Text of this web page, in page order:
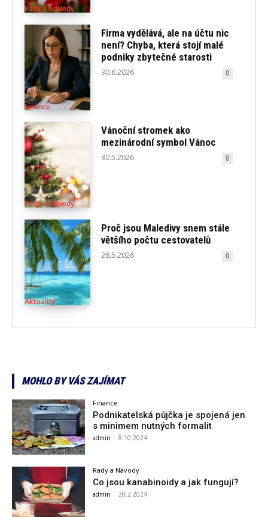
Rady a Návody
Finance
Firma vydělává, ale na účtu nic
není? Chyba, která stojí malé
podniky zbytečné starosti
30.6.2026 0
Rady a Návody
Vánoční stromek ako
mezinárodní symbol Vánoc
30.5.2026 0
Aktuality
Proč jsou Maledivy snem stále
většího počtu cestovatelů
26.5.2026 0
MOHLO BY VÁS ZAJÍMAT
Finance
Podnikatelská půjčka je spojená jen
s minimem nutných formalit
admin - 8.10.2024
Rady a Návody
Co jsou kanabinoidy a jak fungují?
admin - 20.2.2024